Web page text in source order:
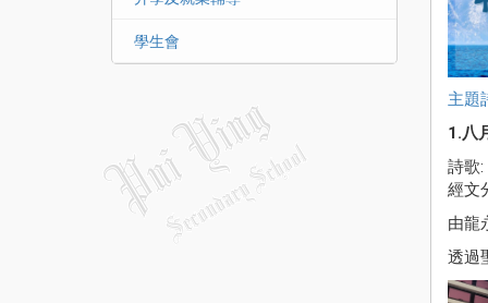
學生會
主題
1.八
詩歌
經文
由龍
透過